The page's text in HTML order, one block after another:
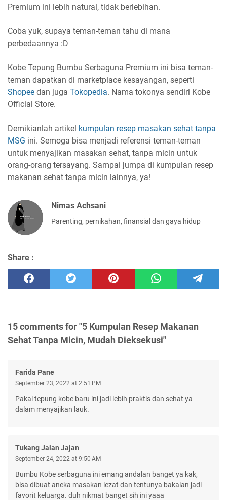
Premium ini lebih natural, tidak berlebihan.
Coba yuk, supaya teman-teman tahu di mana
perbedaannya :D
Kobe Tepung Bumbu Serbaguna Premium ini bisa teman-
teman dapatkan di marketplace kesayangan, seperti
Shopee dan juga Tokopedia. Nama tokonya sendiri Kobe
Official Store.
Demikianlah artikel kumpulan resep masakan sehat tanpa
MSG ini. Semoga bisa menjadi referensi teman-teman
untuk menyajikan masakan sehat, tanpa micin untuk
orang-orang tersayang. Sampai jumpa di kumpulan resep
makanan sehat tanpa micin lainnya, ya!
Nimas Achsani
Parenting, pernikahan, finansial dan gaya hidup
Share :
15 comments for "5 Kumpulan Resep Makanan
Sehat Tanpa Micin, Mudah Dieksekusi"
Farida Pane
September 23, 2022 at 2:51 PM
Pakai tepung kobe baru ini jadi lebih praktis dan sehat ya
dalam menyajikan lauk.
Tukang Jalan Jajan
September 24, 2022 at 9:50 AM
Bumbu Kobe serbaguna ini emang andalan banget ya kak,
bisa dibuat aneka masakan lezat dan tentunya bakalan jadi
favorit keluarga. duh nikmat banget sih ini yaaa